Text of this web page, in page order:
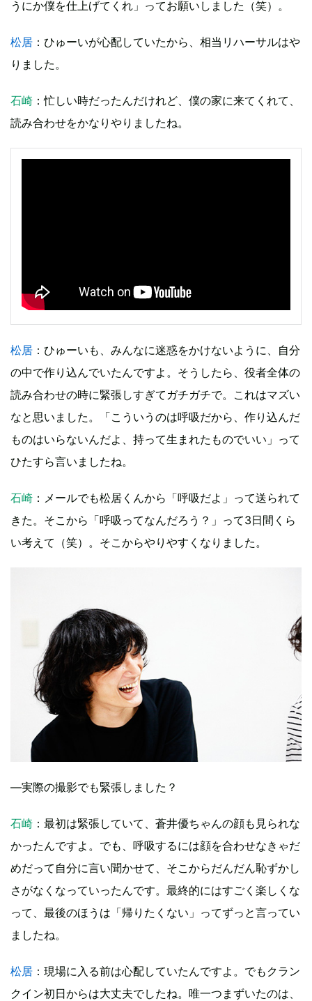
うにか僕を仕上げてくれ」ってお願いしました（笑）。
松居 ：ひゅーいが心配していたから、相当リハーサルはや
りました。
石崎 ：忙しい時だったんだけれど、僕の家に来てくれて、
読み合わせをかなりやりましたね。
松居 ：ひゅーいも、みんなに迷惑をかけないように、自分
の中で作り込んでいたんですよ。そうしたら、役者全体の
読み合わせの時に緊張しすぎてガチガチで。これはマズい
なと思いました。「こういうのは呼吸だから、作り込んだ
ものはいらないんだよ、持って生まれたものでいい」って
ひたすら言いましたね。
石崎 ：メールでも松居くんから「呼吸だよ」って送られて
きた。そこから「呼吸ってなんだろう？」って3日間くら
い考えて（笑）。そこからやりやすくなりました。
―実際の撮影でも緊張しました？
石崎 ：最初は緊張していて、蒼井優ちゃんの顔も見られな
かったんですよ。でも、呼吸するには顔を合わせなきゃだ
めだって自分に言い聞かせて、そこからだんだん恥ずかし
さがなくなっていったんです。最終的にはすごく楽しくな
って、最後のほうは「帰りたくない」ってずっと言ってい
ましたね。
松居 ：現場に入る前は心配していたんですよ。でもクラン
クイン初日からは大丈夫でしたね。唯一つまずいたのは、